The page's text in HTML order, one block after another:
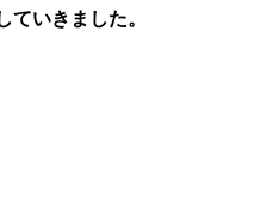
いきました。